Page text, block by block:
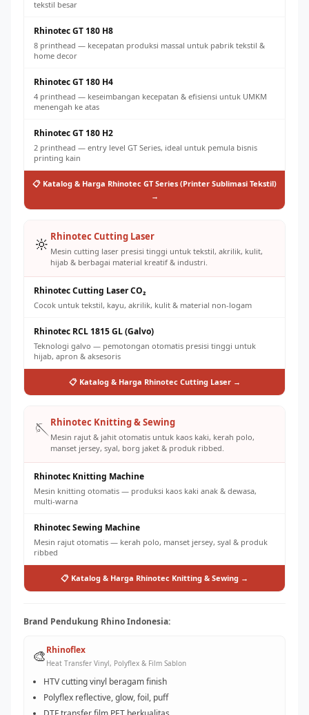
tekstil besar
Rhinotec GT 180 H8
8 printhead — kecepatan produksi massal untuk pabrik tekstil &
home decor
Rhinotec GT 180 H4
4 printhead — keseimbangan kecepatan & efisiensi untuk UMKM
menengah ke atas
Rhinotec GT 180 H2
2 printhead — entry level GT Series, ideal untuk pemula bisnis
printing kain
📋 Katalog & Harga Rhinotec GT Series (Printer Sublimasi Tekstil)
→
🔆 Rhinotec Cutting Laser
Mesin cutting laser presisi tinggi untuk tekstil, akrilik, kulit,
hijab & berbagai material kreatif & industri.
Rhinotec Cutting Laser CO₂
Cocok untuk tekstil, kayu, akrilik, kulit & material non-logam
Rhinotec RCL 1815 GL (Galvo)
Teknologi galvo — pemotongan otomatis presisi tinggi untuk
hijab, apron & aksesoris
📋 Katalog & Harga Rhinotec Cutting Laser →
🪡Rhinotec Knitting & Sewing
Mesin rajut & jahit otomatis untuk kaos kaki, kerah polo,
manset jersey, syal, borg jaket & produk ribbed.
Rhinotec Knitting Machine
Mesin knitting otomatis — produksi kaos kaki anak & dewasa,
multi-warna
Rhinotec Sewing Machine
Mesin rajut otomatis — kerah polo, manset jersey, syal & produk
ribbed
📋 Katalog & Harga Rhinotec Knitting & Sewing →
Brand Pendukung Rhino Indonesia:
🎨Rhinoflex
Heat Transfer Vinyl, Polyflex & Film Sablon
HTV cutting vinyl beragam finish
Polyflex reflective, glow, foil, puff